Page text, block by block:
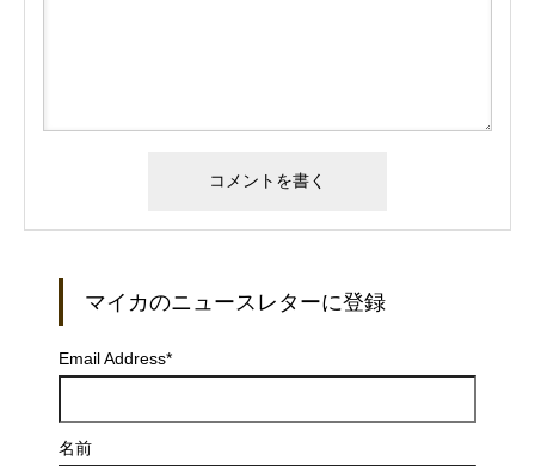
マイカのニュースレターに登録
Email Address*
名前